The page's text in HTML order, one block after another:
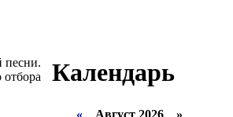
песни.
Календарь